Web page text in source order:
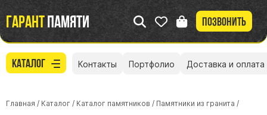
Гарантпамяти Позвонить
Каталог Контакты Портфолио Доставка и оплата
Главная / Каталог / Каталог памятников / Памятники из гранита /